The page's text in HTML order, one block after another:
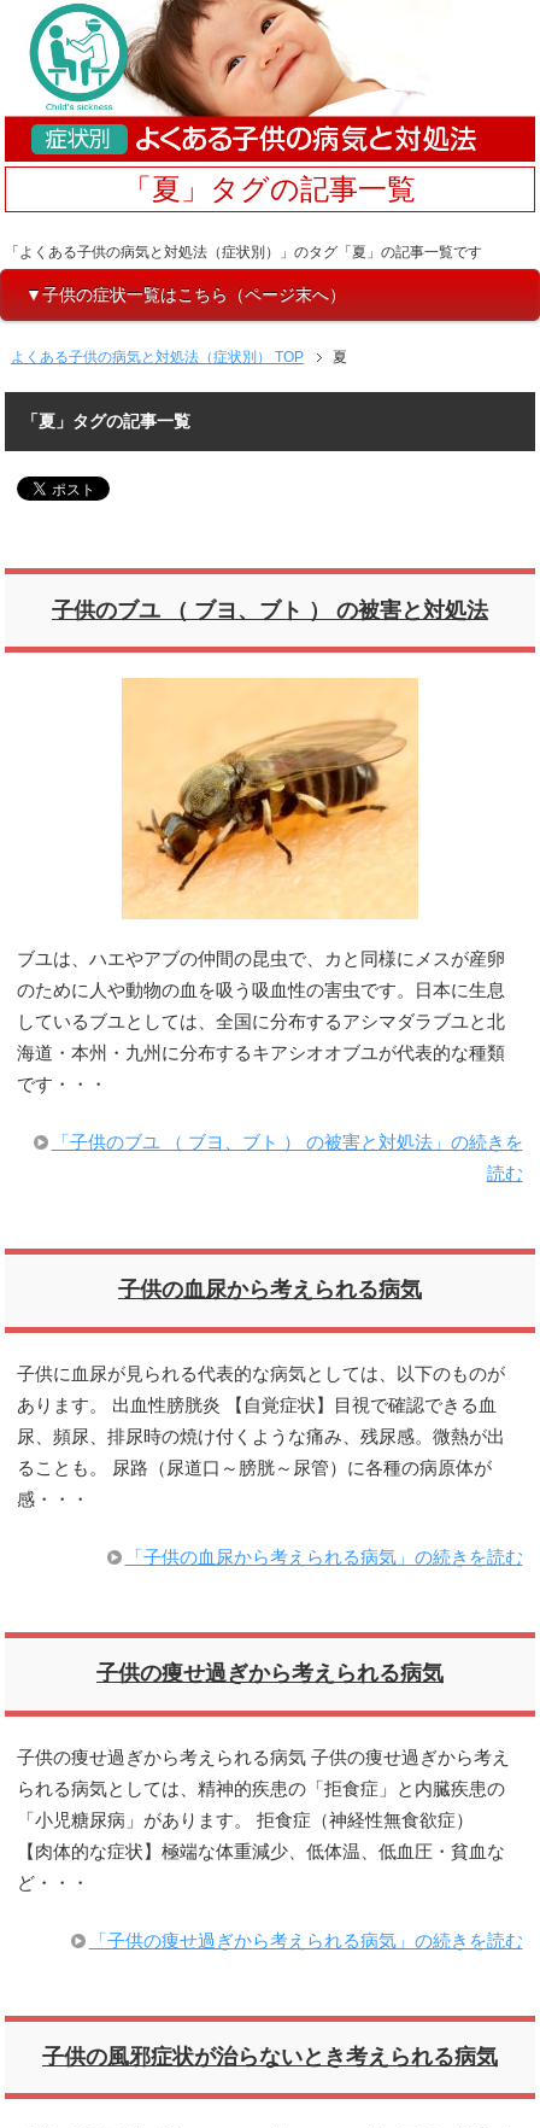
「夏」タグの記事一覧
「よくある子供の病気と対処法（症状別）」のタグ「夏」の記事一覧です
▼子供の症状一覧はこちら（ページ末へ）
よくある子供の病気と対処法（症状別） TOP 夏
「夏」タグの記事一覧
子供のブユ （ ブヨ、ブト ） の被害と対処法
ブユは、ハエやアブの仲間の昆虫で、カと同様にメスが産卵
のために人や動物の血を吸う吸血性の害虫です。日本に生息
しているブユとしては、全国に分布するアシマダラブユと北
海道・本州・九州に分布するキアシオオブユが代表的な種類
です・・・
「子供のブユ （ ブヨ、ブト ） の被害と対処法」の続きを
読む
子供の血尿から考えられる病気
子供に血尿が見られる代表的な病気としては、以下のものが
あります。 出血性膀胱炎 【自覚症状】目視で確認できる血
尿、頻尿、排尿時の焼け付くような痛み、残尿感。微熱が出
ることも。 尿路（尿道口～膀胱～尿管）に各種の病原体が
感・・・
「子供の血尿から考えられる病気」の続きを読む
子供の痩せ過ぎから考えられる病気
子供の痩せ過ぎから考えられる病気 子供の痩せ過ぎから考え
られる病気としては、精神的疾患の「拒食症」と内臓疾患の
「小児糖尿病」があります。 拒食症（神経性無食欲症）
【肉体的な症状】極端な体重減少、低体温、低血圧・貧血な
ど・・・
「子供の痩せ過ぎから考えられる病気」の続きを読む
子供の風邪症状が治らないとき考えられる病気